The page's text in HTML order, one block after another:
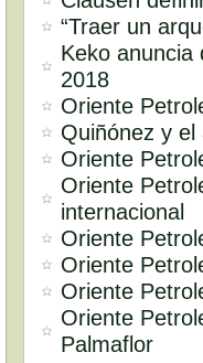
“Traer un
Keko anuncia
2018
Oriente
Quiñónez y
Oriente
Oriente
internacional
Oriente
Oriente
Oriente
Oriente
Palmaflor